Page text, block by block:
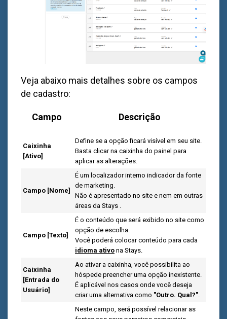
Veja abaixo mais detalhes sobre os campos
de cadastro:
Campo Descrição
Caixinha
[Ativo]
Define se a opção ficará visível em seu site.
Basta clicar na caixinha do painel para
aplicar as alterações.
Campo [Nome]
É um localizador interno indicador da fonte
de marketing.
Não é apresentado no site e nem em outras
áreas da Stays
Campo [Texto]
É o conteúdo que será exibido no site como
opção de escolha.
Você poderá colocar conteúdo para cada
idioma ativo na Stays.
Caixinha
[Entrada do
Usuário]
Ao ativar a caixinha, você possibilita ao
hóspede preencher uma opção inexistente.
É aplicável nos casos onde você deseja
criar uma alternativa como "Outro. Qual?"
Neste campo, será possível relacionar as